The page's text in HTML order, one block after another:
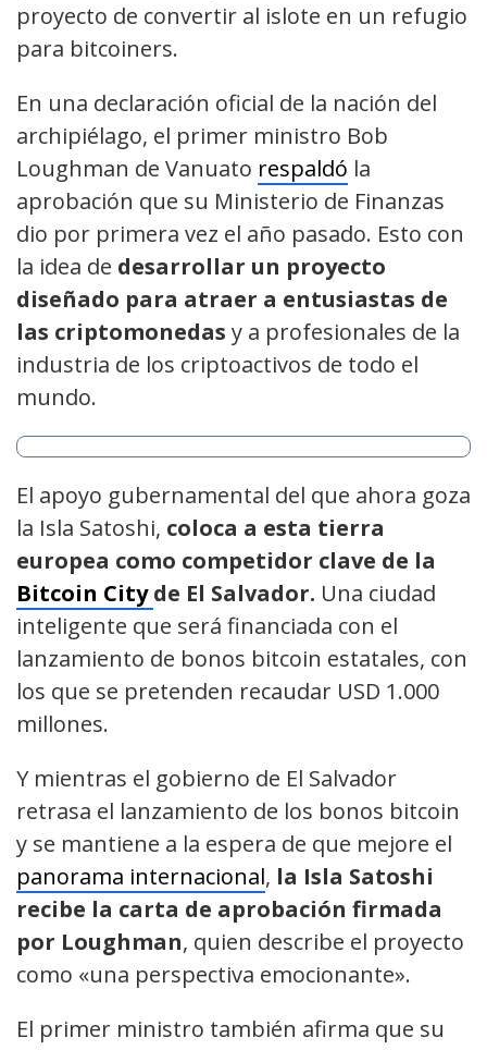
proyecto de convertir al islote en un refugio
para bitcoiners.
En una declaración oficial de la nación del
archipiélago, el primer ministro Bob
Loughman de Vanuato respaldó la
aprobación que su Ministerio de Finanzas
dio por primera vez el año pasado. Esto con
la idea de desarrollar un proyecto
diseñado para atraer a entusiastas de
las criptomonedas y a profesionales de la
industria de los criptoactivos de todo el
mundo.
El apoyo gubernamental del que ahora goza
la Isla Satoshi, coloca a esta tierra
europea como competidor clave de la
Bitcoin Cityde El Salvador. Una ciudad
inteligente que será financiada con el
lanzamiento de bonos bitcoin estatales, con
los que se pretenden recaudar USD 1.000
millones.
Y mientras el gobierno de El Salvador
retrasa el lanzamiento de los bonos bitcoin
y se mantiene a la espera de que mejore el
panorama internacional, la Isla Satoshi
recibe la carta de aprobación firmada
por Loughman, quien describe el proyecto
como «una perspectiva emocionante».
El primer ministro también afirma que su